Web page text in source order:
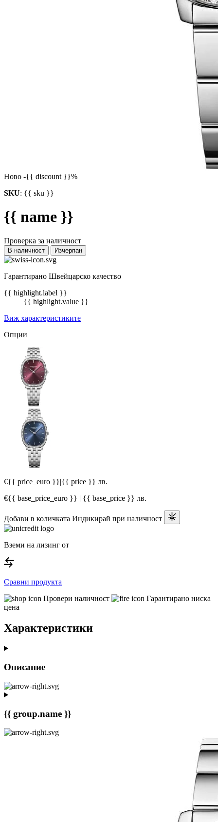
Ново -{{ discount }}%
SKU: {{ sku }}
{{ name }}
Проверка за наличност
В наличност Изчерпан
Гарантирано Швейцарско качество
{{ highlight.label }}
{{ highlight.value }}
Виж характеристиките
Опции
€{{ price_euro }}|{{ price }} лв.
€{{ base_price_euro }} | {{ base_price }} лв.
Добави в количката Индикирай при наличност
Вземи на лизинг от
Сравни продукта
Провери наличност
Гарантирано ниска
цена
Характеристики
Описание
{{ group.name }}